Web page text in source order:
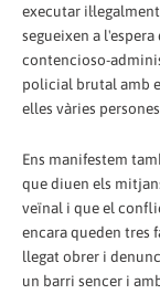
executar
segueixen a
contencioso-
policial brutal amb
elles vàries
Ens manifestem
que diuen els
veïnal i que el
encara queden tres
llegat obrer i
un barri sencer i